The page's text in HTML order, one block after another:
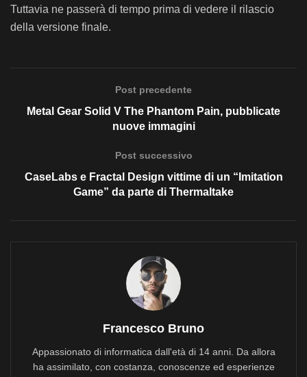
Tuttavia ne passerà di tempo prima di vedere il rilascio
della versione finale.
Post precedente
Metal Gear Solid V The Phantom Pain, pubblicate
nuove immagini
Post successivo
CaseLabs e Fractal Design vittime di un “Imitation
Game” da parte di Thermaltake
Francesco Bruno
Appassionato di informatica dall'età di 14 anni. Da allora
ha assimilato, con costanza, conoscenze ed esperienze